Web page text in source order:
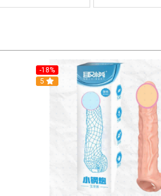
-18%
5